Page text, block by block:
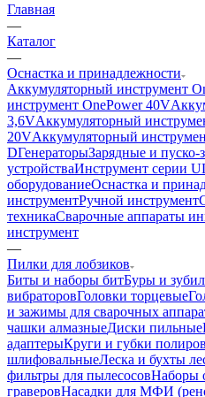
Главная
—
Каталог
—
Оснастка и принадлежности
Аккумуляторный инструмент
инструмент OnePower 40V
3,6VАккумуляторный
20VАккумуляторный
DГенераторыЗарядные и пуско-
устройстваИнструмент серии
оборудованиеОснастка и
инструментРучной инструмент
техникаСварочные аппараты
инструмент
—
Пилки для лобзиков
Биты и наборы битБуры и
вибраторовГоловки торцевые
и зажимы для сварочных
чашки алмазныеДиски пильные
адаптерыКруги и губки
шлифовальныеЛеска и бухты
фильтры для пылесосовНаборы
граверовНасадки для МФИ